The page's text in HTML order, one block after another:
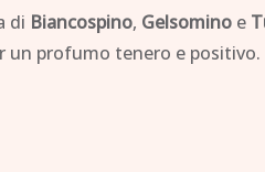
di Biancospino, Gelsomino e
un profumo tenero e positivo.